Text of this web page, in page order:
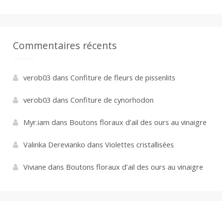
Commentaires récents
verob03 dans Confiture de fleurs de pissenlits
verob03 dans Confiture de cynorhodon
Myr.iam dans Boutons floraux d’ail des ours au vinaigre
Valinka Derevianko dans Violettes cristallisées
Viviane dans Boutons floraux d’ail des ours au vinaigre